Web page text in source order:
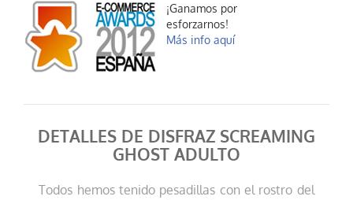
¡Ganamos por
esforzarnos!
Más info aquí
DETALLES DE DISFRAZ SCREAMING
GHOST ADULTO
Todos hemos tenido pesadillas con el rostro del